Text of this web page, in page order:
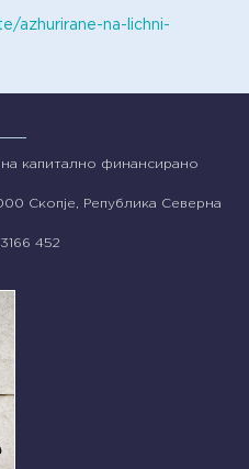
azhurirane-na-lichni-
на капитално финансирано
Скопје, Република Северна
452